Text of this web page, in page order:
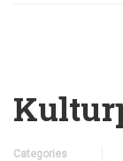
Categories